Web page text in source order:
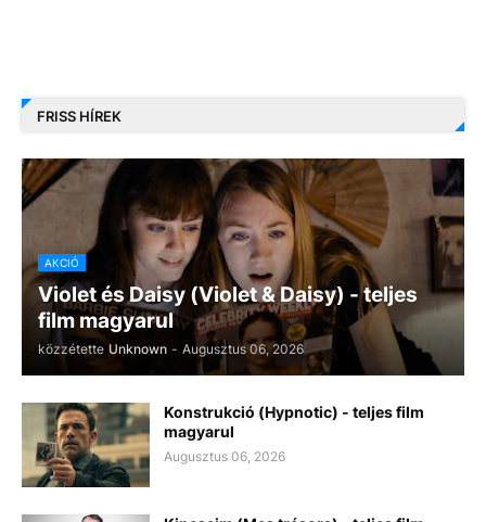
FRISS HÍREK
AKCIÓ
Violet és Daisy (Violet & Daisy) - teljes
film magyarul
közzétette Unknown - Augusztus 06, 2026
Konstrukció (Hypnotic) - teljes film
magyarul
Augusztus 06, 2026